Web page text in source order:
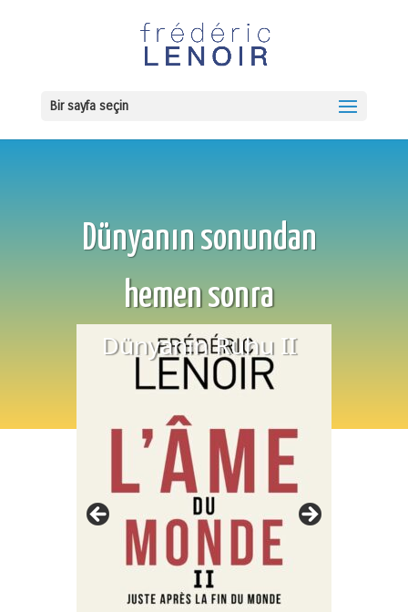
Bir sayfa seçin
Dünyanın sonundan
hemen sonra
Dünyanın Ruhu II